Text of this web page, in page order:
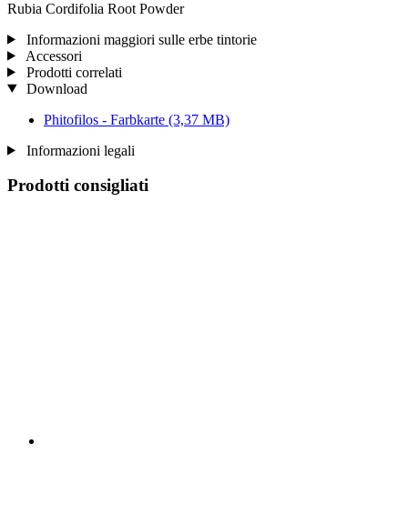
Rubia Cordifolia Root Powder
Informazioni maggiori sulle erbe tintorie
Accessori
Prodotti correlati
Download
Phitofilos - Farbkarte (3,37 MB)
Informazioni legali
Prodotti consigliati